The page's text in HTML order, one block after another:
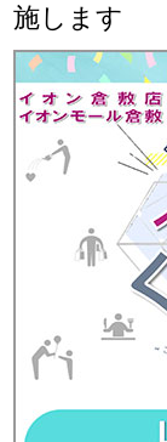
施します